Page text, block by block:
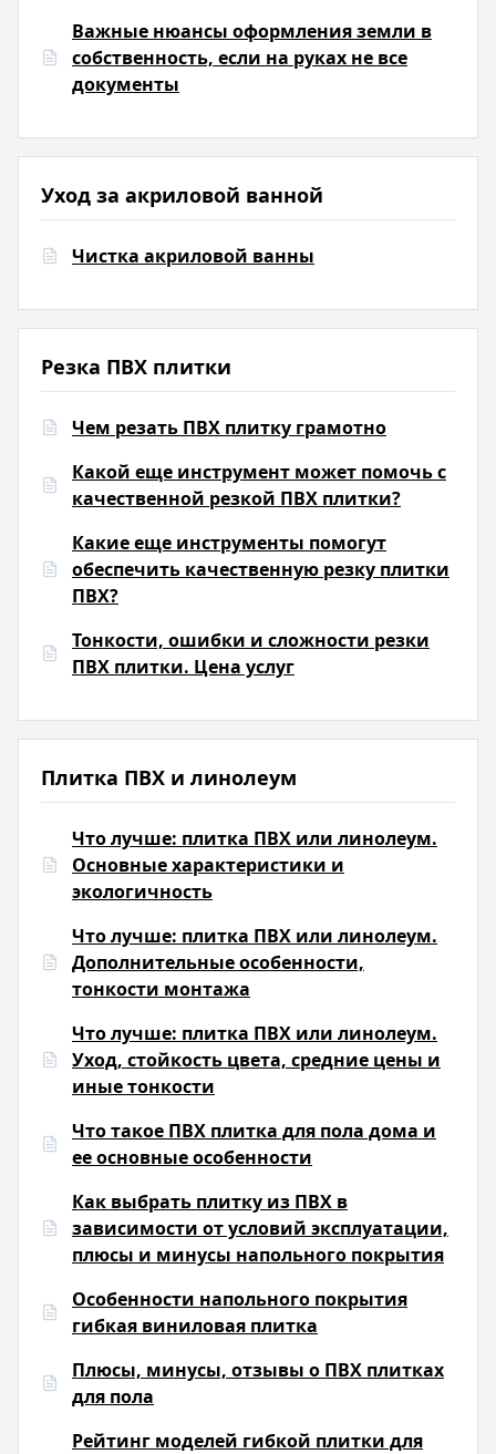
Важные нюансы оформления земли в
собственность, если на руках не все
документы
Уход за акриловой ванной
Чистка акриловой ванны
Резка ПВХ плитки
Чем резать ПВХ плитку грамотно
Какой еще инструмент может помочь с
качественной резкой ПВХ плитки?
Какие еще инструменты помогут
обеспечить качественную резку плитки
ПВХ?
Тонкости, ошибки и сложности резки
ПВХ плитки. Цена услуг
Плитка ПВХ и линолеум
Что лучше: плитка ПВХ или линолеум.
Основные характеристики и
экологичность
Что лучше: плитка ПВХ или линолеум.
Дополнительные особенности,
тонкости монтажа
Что лучше: плитка ПВХ или линолеум.
Уход, стойкость цвета, средние цены и
иные тонкости
Что такое ПВХ плитка для пола дома и
ее основные особенности
Как выбрать плитку из ПВХ в
зависимости от условий эксплуатации,
плюсы и минусы напольного покрытия
Особенности напольного покрытия
гибкая виниловая плитка
Плюсы, минусы, отзывы о ПВХ плитках
для пола
Рейтинг моделей гибкой плитки для